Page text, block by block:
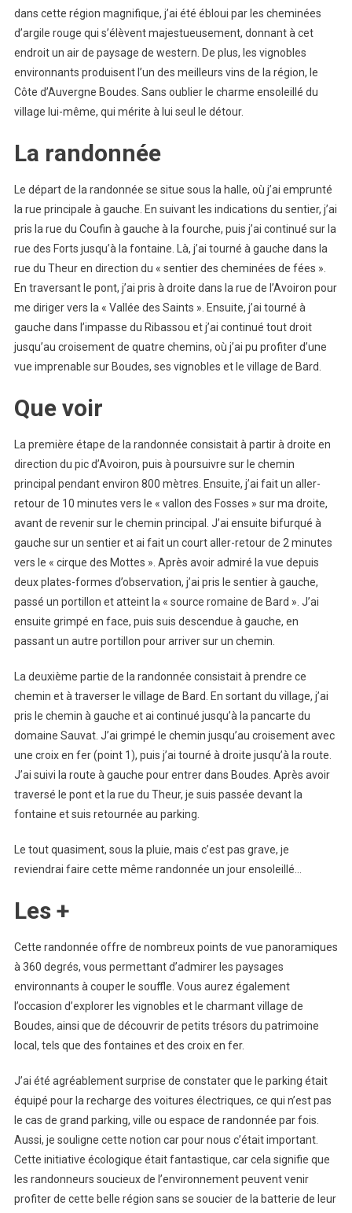
dans cette région magnifique, j’ai été ébloui par les cheminées
d’argile rouge qui s’élèvent majestueusement, donnant à cet
endroit un air de paysage de western. De plus, les vignobles
environnants produisent l’un des meilleurs vins de la région, le
Côte d’Auvergne Boudes. Sans oublier le charme ensoleillé du
village lui-même, qui mérite à lui seul le détour.
La randonnée
Le départ de la randonnée se situe sous la halle, où j’ai emprunté
la rue principale à gauche. En suivant les indications du sentier, j’ai
pris la rue du Coufin à gauche à la fourche, puis j’ai continué sur la
rue des Forts jusqu’à la fontaine. Là, j’ai tourné à gauche dans la
rue du Theur en direction du « sentier des cheminées de fées ».
En traversant le pont, j’ai pris à droite dans la rue de l’Avoiron pour
me diriger vers la « Vallée des Saints ». Ensuite, j’ai tourné à
gauche dans l’impasse du Ribassou et j’ai continué tout droit
jusqu’au croisement de quatre chemins, où j’ai pu profiter d’une
vue imprenable sur Boudes, ses vignobles et le village de Bard.
Que voir
La première étape de la randonnée consistait à partir à droite en
direction du pic d’Avoiron, puis à poursuivre sur le chemin
principal pendant environ 800 mètres. Ensuite, j’ai fait un aller-
retour de 10 minutes vers le « vallon des Fosses » sur ma droite,
avant de revenir sur le chemin principal. J’ai ensuite bifurqué à
gauche sur un sentier et ai fait un court aller-retour de 2 minutes
vers le « cirque des Mottes ». Après avoir admiré la vue depuis
deux plates-formes d’observation, j’ai pris le sentier à gauche,
passé un portillon et atteint la « source romaine de Bard ». J’ai
ensuite grimpé en face, puis suis descendue à gauche, en
passant un autre portillon pour arriver sur un chemin.
La deuxième partie de la randonnée consistait à prendre ce
chemin et à traverser le village de Bard. En sortant du village, j’ai
pris le chemin à gauche et ai continué jusqu’à la pancarte du
domaine Sauvat. J’ai grimpé le chemin jusqu’au croisement avec
une croix en fer (point 1), puis j’ai tourné à droite jusqu’à la route.
J’ai suivi la route à gauche pour entrer dans Boudes. Après avoir
traversé le pont et la rue du Theur, je suis passée devant la
fontaine et suis retournée au parking.
Le tout quasiment, sous la pluie, mais c’est pas grave, je
reviendrai faire cette même randonnée un jour ensoleillé…
Les +
Cette randonnée offre de nombreux points de vue panoramiques
à 360 degrés, vous permettant d’admirer les paysages
environnants à couper le souffle. Vous aurez également
l’occasion d’explorer les vignobles et le charmant village de
Boudes, ainsi que de découvrir de petits trésors du patrimoine
local, tels que des fontaines et des croix en fer.
J’ai été agréablement surprise de constater que le parking était
équipé pour la recharge des voitures électriques, ce qui n’est pas
le cas de grand parking, ville ou espace de randonnée par fois.
Aussi, je souligne cette notion car pour nous c’était important.
Cette initiative écologique était fantastique, car cela signifie que
les randonneurs soucieux de l’environnement peuvent venir
profiter de cette belle région sans se soucier de la batterie de leur